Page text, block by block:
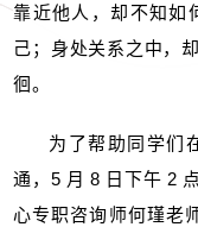
靠近他人，却不知如
己；身处关系之中，
徊。
为了帮助同学们
通，5 月 8 日下午 2
心专职咨询师何瑾老